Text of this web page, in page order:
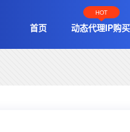
首页
HOT
动态代理IP购买